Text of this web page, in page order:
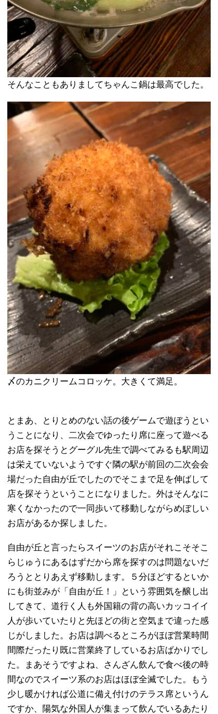
そんなこともありましてちゃんこ鍋は最高でした。
〆のカニクリームコロッケ。大きくて満足。
とまあ、とりとめのない話の後ゲームで遊ぼうとい
うことになり、二次会でゆったり席に座って遊べる
お店を探そうとグーグル先生で調べてみるも駅周辺
は栄えていないようですぐ隣の駅が前回の二次会会
場だった自由が丘でしたのでそこまで足を伸ばして
店を探そうということになりました。外はそんなに
寒くなかったので一同歩いて移動しながらめぼしい
お店があるか探しました。
自由が丘と言ったらスイーツのお店がそれこそそこ
らじゅうにあるはずだから席を探すのは問題ないだ
ろうととりあえず移動します。５分ほどするといか
にも街並みが「自由が丘！」という雰囲気を醸し出
してきて、道行く人も外国籍の背の高いカッコイイ
人が歩いていたりと先ほどの街と空気まで違った感
じがしました。お店は調べるところがほぼ営業時間
間際だったり既に営業終了しているお店ばかりでし
た。まあそうですよね、さんざん飲んで食べ後の時
間なのでスイーツ系のお店はほぼ全滅でした。もう
少し暖かければ公道に備え付けのテラス席というん
ですか、陽気な外国人が集まって飲んでいるあたり